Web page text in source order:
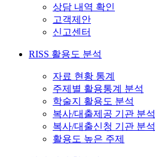
상담 내역 확인
고객제안
신고센터
RISS 활용도 분석
자료 현황 통계
주제별 활용통계 분석
학술지 활용도 분석
복사/대출제공 기관 분석
복사/대출신청 기관 분석
활용도 높은 주제